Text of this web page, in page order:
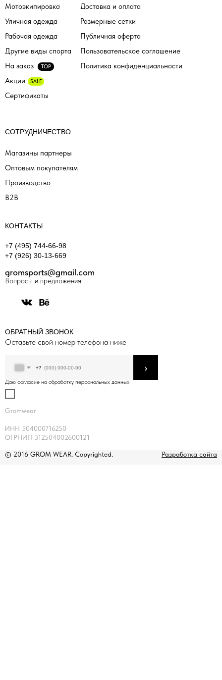
Мотоэкипировка
Уличная одежда
Рабочая одежда
На заказ TOP
Доставка и оплата
Производство
Размерные сетки
Публичная оферта
Пользовательское соглашение
СОТРУДНИЧЕСТВО
Магазины партнеры
Оптовым покупателям
Акции SALE
КОНТАКТЫ
+7 (495) 744-66-98
+7 (926) 30-13-669
gromsports@gmail.com
Gromwear
ИНН 504000716250
ОГРНИП 312504002600121
© 2016 GROM WEAR. Copyrighted. Разработка сайта
Вопросы и предложения:
ОБРАТНЫЙ ЗВОНОК
Оставьте свой номер телефона ниже
+7
Даю согласие на обработку персональных данных
›
Политика конфиденциальности
Сертификаты
Другие виды спорта
B2B